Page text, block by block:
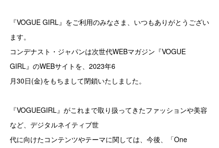
『VOGUE GIRL』をご利用のみなさま、いつもありがとうござい
ます。
コンデナスト・ジャパンは次世代WEBマガジン『VOGUE
GIRL』のWEBサイトを、2023年6
月30日(金)をもちまして閉鎖いたしました。
『VOGUEGIRL』がこれまで取り扱ってきたファッションや美容
など、デジタルネイティブ世
代に向けたコンテンツやテーマに関しては、今後、「One